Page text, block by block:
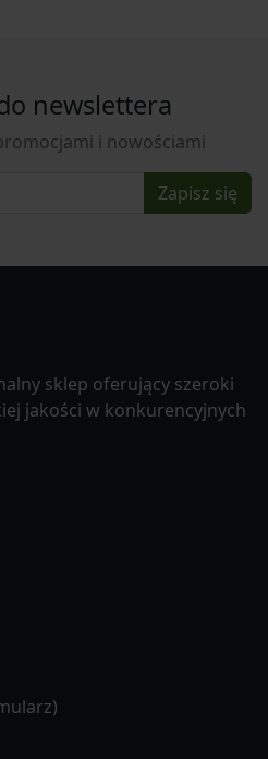
newslettera
i nowościami
Zapisz się
sklep oferujący szeroki
jakości w konkurencyjnych